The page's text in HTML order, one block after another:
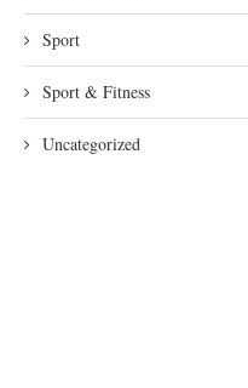
Sport
Sport & Fitness
Uncategorized